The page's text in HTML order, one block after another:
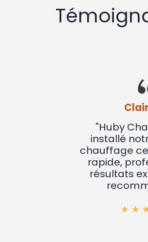
"Huby
installé
chauffage
rapide,
résultats